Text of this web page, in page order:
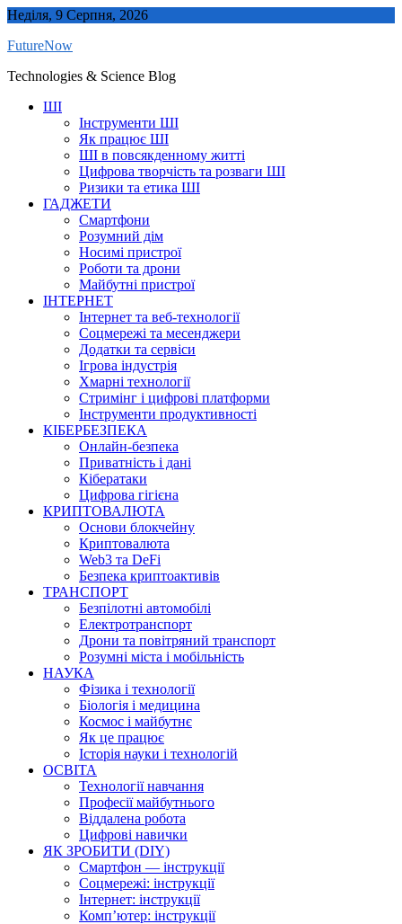
Skip
content
Неділя, 9 Серпня, 2026
FutureNow
Technologies & Science Blog
ШІ
Інструменти ШІ
Як працює ШІ
ШІ в повсякденному житті
Цифрова творчість та розваги ШІ
Ризики та етика ШІ
ГАДЖЕТИ
Смартфони
Розумний дім
Носимі пристрої
Роботи та дрони
Майбутні пристрої
ІНТЕРНЕТ
Інтернет та веб-технології
Соцмережі та месенджери
Додатки та сервіси
Ігрова індустрія
Хмарні технології
Стримінг і цифрові платформи
Інструменти продуктивності
КІБЕРБЕЗПЕКА
Онлайн-безпека
Приватність і дані
Кібератаки
Цифрова гігієна
КРИПТОВАЛЮТА
Основи блокчейну
Криптовалюта
Web3 та DeFi
Безпека криптоактивів
ТРАНСПОРТ
Безпілотні автомобілі
Електротранспорт
Дрони та повітряний транспорт
Розумні міста і мобільність
НАУКА
Фізика і технології
Біологія і медицина
Космос і майбутнє
Як це працює
Історія науки і технологій
ОСВІТА
Технології навчання
Професії майбутнього
Віддалена робота
Цифрові навички
ЯК ЗРОБИТИ (DIY)
Смартфон — інструкції
Соцмережі: інструкції
Інтернет: інструкції
Комп’ютер: інструкції